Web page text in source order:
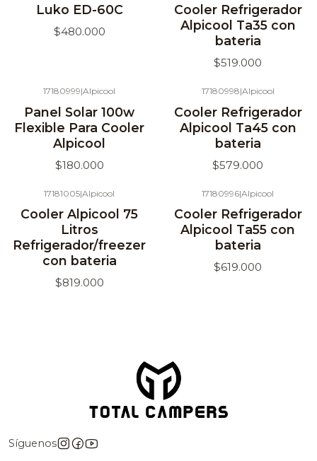
Luko ED-60C
$480.000
Cooler Refrigerador
Alpicool Ta35 con
bateria
$519.000
17180999|Alpicool
Panel Solar 100w
Flexible Para Cooler
Alpicool
$180.000
17180998|Alpicool
Cooler Refrigerador
Alpicool Ta45 con
bateria
$579.000
17181005|Alpicool
Cooler Alpicool 75
Litros
Refrigerador/freezer
con bateria
$819.000
17180996|Alpicool
Cooler Refrigerador
Alpicool Ta55 con
bateria
$619.000
Síguenos